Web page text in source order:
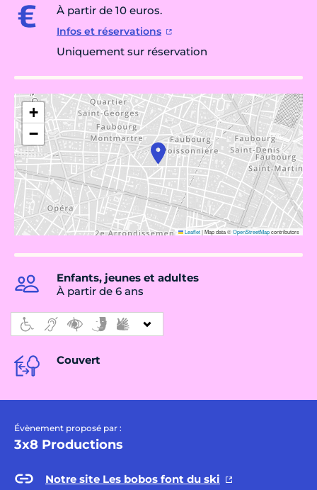
À partir de 10 euros.
Infos et réservations
Uniquement sur réservation
+
−
Leaflet|Map data ©OpenStreetMapcontributors
Enfants, jeunes et adultes
À partir de 6 ans
Couvert
Évènement proposé par :
3x8 Productions
Notre site Les bobos font du ski